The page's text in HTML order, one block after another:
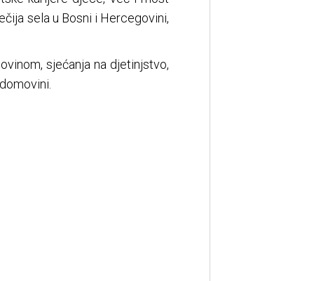
sela u Bosni i Hercegovini,
sjećanja na djetinjstvo,